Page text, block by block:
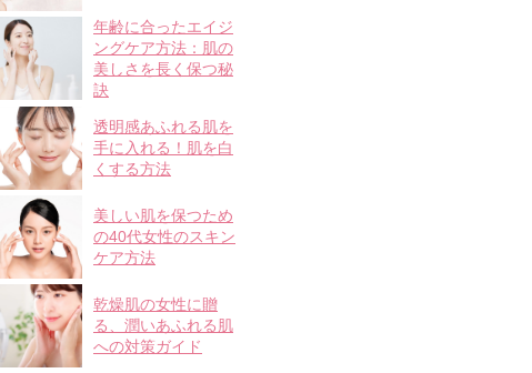
年齢に合ったエイジ
ングケア方法：肌の
美しさを長く保つ秘
訣
透明感あふれる肌を
手に入れる！肌を白
くする方法
美しい肌を保つため
の40代女性のスキン
ケア方法
乾燥肌の女性に贈
る、潤いあふれる肌
への対策ガイド